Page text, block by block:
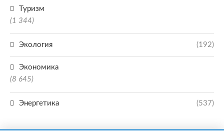
Туризм
(1 344)
Экология (192)
Экономика
(8 645)
Энергетика (537)